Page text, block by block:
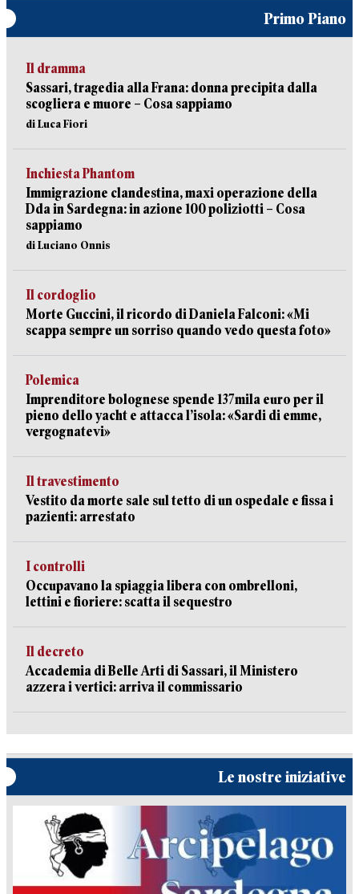
Primo Piano
Il dramma
Sassari, tragedia alla Frana: donna precipita dalla
scogliera e muore – Cosa sappiamo
di Luca Fiori
Inchiesta Phantom
Immigrazione clandestina, maxi operazione della
Dda in Sardegna: in azione 100 poliziotti – Cosa
sappiamo
di Luciano Onnis
Il cordoglio
Morte Guccini, il ricordo di Daniela Falconi: «Mi
scappa sempre un sorriso quando vedo questa foto»
Polemica
Imprenditore bolognese spende 137mila euro per il
pieno dello yacht e attacca l’isola: «Sardi di emme,
vergognatevi»
Il travestimento
Vestito da morte sale sul tetto di un ospedale e fissa i
pazienti: arrestato
I controlli
Occupavano la spiaggia libera con ombrelloni,
lettini e fioriere: scatta il sequestro
Il decreto
Accademia di Belle Arti di Sassari, il Ministero
azzera i vertici: arriva il commissario
Le nostre iniziative